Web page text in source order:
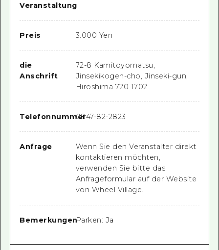
Veranstaltung
Preis 3.000 Yen
die
Anschrift
72-8 Kamitoyomatsu,
Jinsekikogen-cho, Jinseki-gun,
Hiroshima 720-1702
Telefonnummer0847-82-2823
Anfrage
Wenn Sie den Veranstalter direkt
kontaktieren möchten,
verwenden Sie bitte das
Anfrageformular auf der Website
von Wheel Village.
BemerkungenParken: Ja